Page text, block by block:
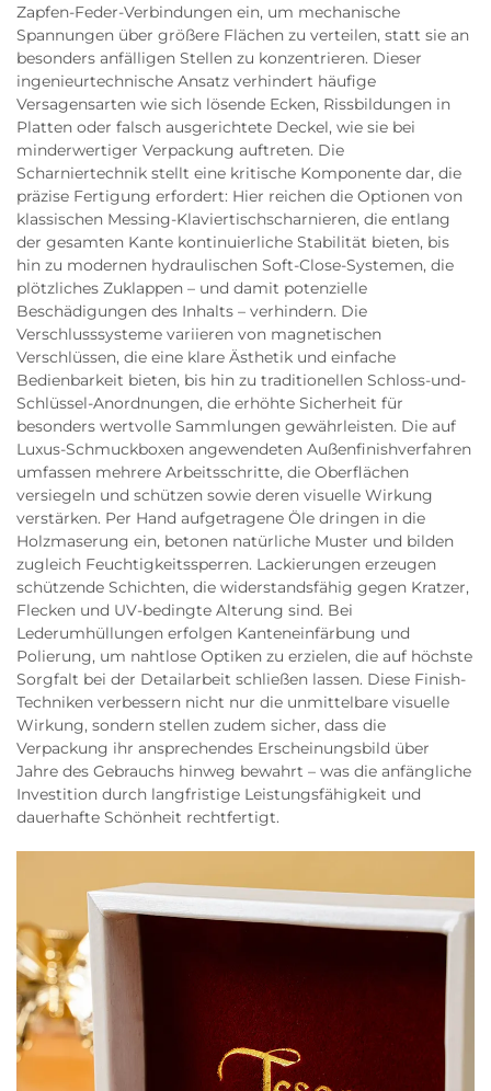
Zapfen-Feder-Verbindungen ein, um mechanische
Spannungen über größere Flächen zu verteilen, statt sie an
besonders anfälligen Stellen zu konzentrieren. Dieser
ingenieurtechnische Ansatz verhindert häufige
Versagensarten wie sich lösende Ecken, Rissbildungen in
Platten oder falsch ausgerichtete Deckel, wie sie bei
minderwertiger Verpackung auftreten. Die
Scharniertechnik stellt eine kritische Komponente dar, die
präzise Fertigung erfordert: Hier reichen die Optionen von
klassischen Messing-Klaviertischscharnieren, die entlang
der gesamten Kante kontinuierliche Stabilität bieten, bis
hin zu modernen hydraulischen Soft-Close-Systemen, die
plötzliches Zuklappen – und damit potenzielle
Beschädigungen des Inhalts – verhindern. Die
Verschlusssysteme variieren von magnetischen
Verschlüssen, die eine klare Ästhetik und einfache
Bedienbarkeit bieten, bis hin zu traditionellen Schloss-und-
Schlüssel-Anordnungen, die erhöhte Sicherheit für
besonders wertvolle Sammlungen gewährleisten. Die auf
Luxus-Schmuckboxen angewendeten Außenfinishverfahren
umfassen mehrere Arbeitsschritte, die Oberflächen
versiegeln und schützen sowie deren visuelle Wirkung
verstärken. Per Hand aufgetragene Öle dringen in die
Holzmaserung ein, betonen natürliche Muster und bilden
zugleich Feuchtigkeitssperren. Lackierungen erzeugen
schützende Schichten, die widerstandsfähig gegen Kratzer,
Flecken und UV-bedingte Alterung sind. Bei
Lederumhüllungen erfolgen Kanteneinfärbung und
Polierung, um nahtlose Optiken zu erzielen, die auf höchste
Sorgfalt bei der Detailarbeit schließen lassen. Diese Finish-
Techniken verbessern nicht nur die unmittelbare visuelle
Wirkung, sondern stellen zudem sicher, dass die
Verpackung ihr ansprechendes Erscheinungsbild über
Jahre des Gebrauchs hinweg bewahrt – was die anfängliche
Investition durch langfristige Leistungsfähigkeit und
dauerhafte Schönheit rechtfertigt.